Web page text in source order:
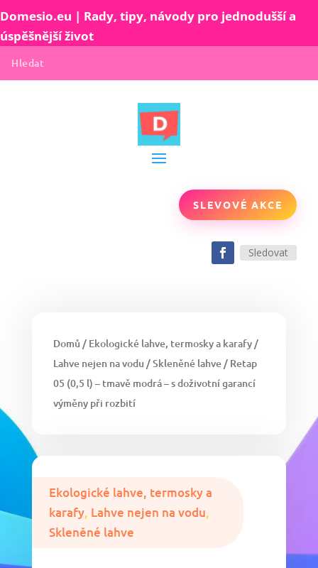
Domesio.eu | Rady, tipy, návody pro jednodušší a
úspěšnější život
SLEVOVÉ AKCE
Sledovat
Domů / Ekologické lahve, termosky a karafy/
Lahve nejen na vodu /Skleněné lahve/ Retap
05 (0,5 l) – tmavě modrá – s doživotní garancí
výměny při rozbití
Ekologické lahve, termosky a
karafy, Lahve nejen na vodu,
Skleněné lahve